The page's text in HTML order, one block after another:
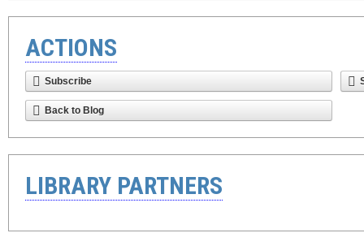
ACTIONS
Subscribe
Back to Blog
LIBRARY PARTNERS